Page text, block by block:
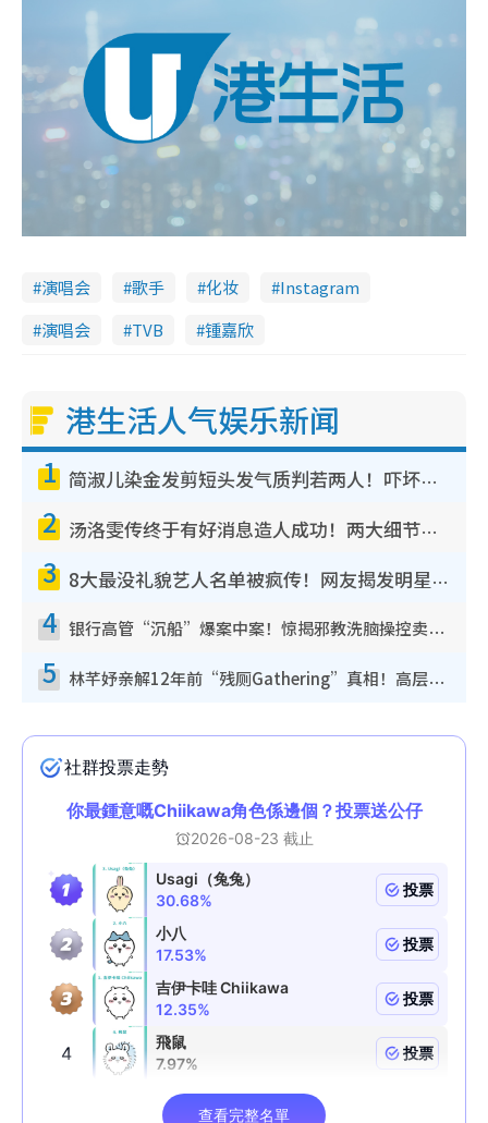
演唱会 歌手 化妆
Instagram
演唱会
TVB 锺嘉欣
港生活人气娱乐新闻
1 简淑儿染金发剪短头发气质判若两人！吓坏老公麦大力都认不出：“你做什么？”
2 汤洛雯传终于有好消息造人成功！两大细节曝孕味极浓引猜测：大肚婆先会咁！
3 8大最没礼貌艺人名单被疯传！网友揭发明星真面目，一致数落这一位是无品天花板？
4 银行高管“沉船”爆案中案！惊揭邪教洗脑操控卖淫被吞600万，幕后黑手讲多错多
5 林芊妤亲解12年前“残厕Gathering”真相！高层解约一句话重创尊严，至今拒返TVB